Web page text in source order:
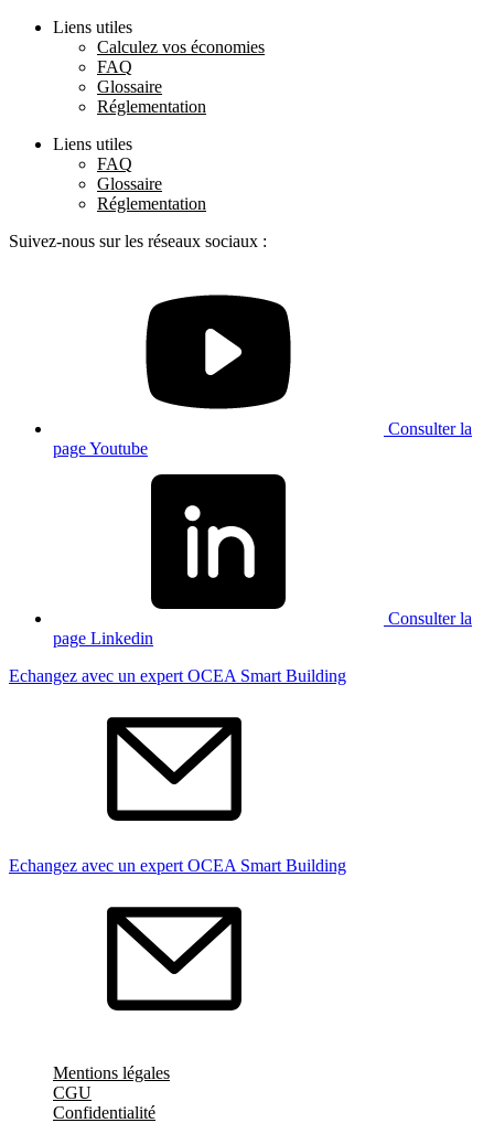
Liens utiles
Calculez vos économies
FAQ
Glossaire
Réglementation
Liens utiles
FAQ
Glossaire
Réglementation
Suivez-nous sur les réseaux sociaux :
Consulter la
page Youtube
Consulter la
page Linkedin
Echangez avec un expert OCEA Smart Building
Echangez avec un expert OCEA Smart Building
Mentions légales
CGU
Confidentialité